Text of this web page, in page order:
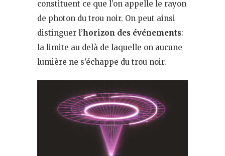
constituent ce que l’on appelle le rayon
de photon du trou noir. On peut ainsi
distinguer l’horizon des événements:
la limite au delà de laquelle on aucune
lumière ne s’échappe du trou noir.